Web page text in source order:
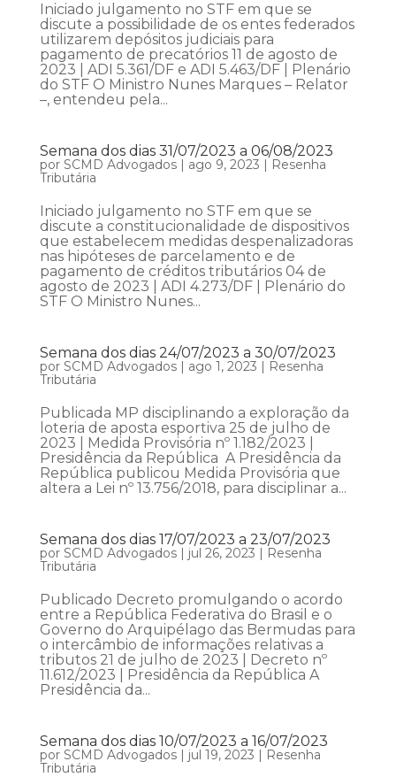
Iniciado julgamento no STF em que se
discute a possibilidade de os entes federados
utilizarem depósitos judiciais para
pagamento de precatórios 11 de agosto de
2023 | ADI 5.361/DF e ADI 5.463/DF | Plenário
do STF O Ministro Nunes Marques – Relator
–, entendeu pela...
Semana dos dias 31/07/2023 a 06/08/2023
por SCMD Advogados| ago 9, 2023 | Resenha
Tributária
Iniciado julgamento no STF em que se
discute a constitucionalidade de dispositivos
que estabelecem medidas despenalizadoras
nas hipóteses de parcelamento e de
pagamento de créditos tributários 04 de
agosto de 2023 | ADI 4.273/DF | Plenário do
STF O Ministro Nunes...
Semana dos dias 24/07/2023 a 30/07/2023
por SCMD Advogados| ago 1, 2023 | Resenha
Tributária
Publicada MP disciplinando a exploração da
loteria de aposta esportiva 25 de julho de
2023 | Medida Provisória nº 1.182/2023 |
Presidência da República A Presidência da
República publicou Medida Provisória que
altera a Lei nº 13.756/2018, para disciplinar a...
Semana dos dias 17/07/2023 a 23/07/2023
por SCMD Advogados| jul 26, 2023 | Resenha
Tributária
Publicado Decreto promulgando o acordo
entre a República Federativa do Brasil e o
Governo do Arquipélago das Bermudas para
o intercâmbio de informações relativas a
tributos 21 de julho de 2023 | Decreto nº
11.612/2023 | Presidência da República A
Presidência da...
Semana dos dias 10/07/2023 a 16/07/2023
por SCMD Advogados| jul 19, 2023 | Resenha
Tributária